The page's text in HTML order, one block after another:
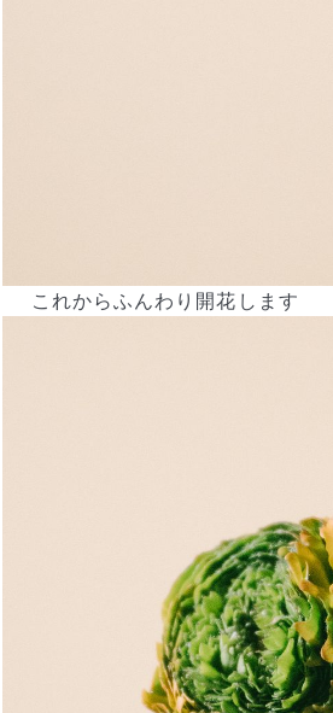
いいえ、毎月自動でお届けするサー
ただいま沖縄・離島エリアへの配送
承ください。
Q. 配送日時は指定できますか？
これからふんわり開花します